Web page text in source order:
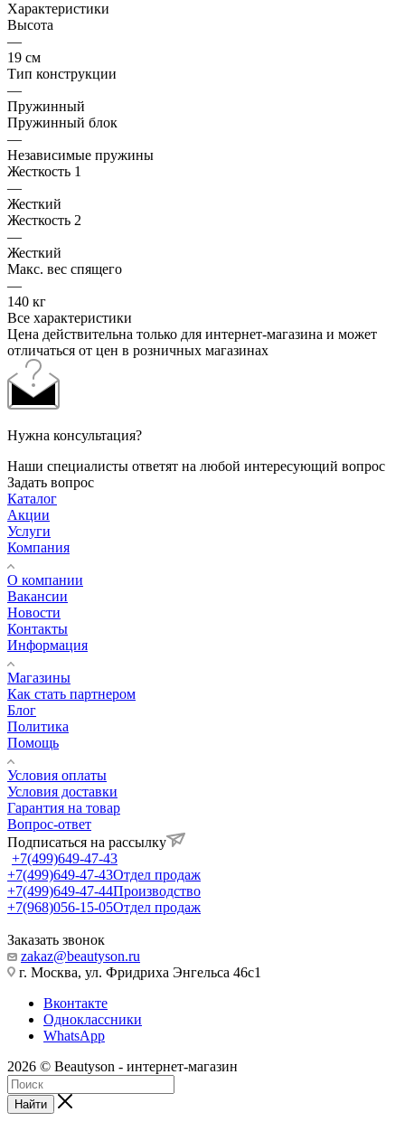
Характеристики
Высота
—
19 см
Тип конструкции
—
Пружинный
Пружинный блок
—
Независимые пружины
Жесткость 1
—
Жесткий
Жесткость 2
—
Жесткий
Макс. вес спящего
—
140 кг
Все характеристики
Цена действительна только для интернет-магазина и может
отличаться от цен в розничных магазинах
Нужна консультация?
Наши специалисты ответят на любой интересующий вопрос
Задать вопрос
Каталог
Акции
Услуги
Компания
О компании
Вакансии
Новости
Контакты
Информация
Магазины
Как стать партнером
Блог
Политика
Помощь
Условия оплаты
Условия доставки
Гарантия на товар
Вопрос-ответ
Подписаться на рассылку
+7(499)649-47-43
+7(499)649-47-43Отдел продаж
+7(499)649-47-44Производство
+7(968)056-15-05Отдел продаж
Заказать звонок
zakaz@beautyson.ru
г. Москва, ул. Фридриха Энгельса 46с1
Вконтакте
Одноклассники
WhatsApp
2026 © Beautyson - интернет-магазин
Найти